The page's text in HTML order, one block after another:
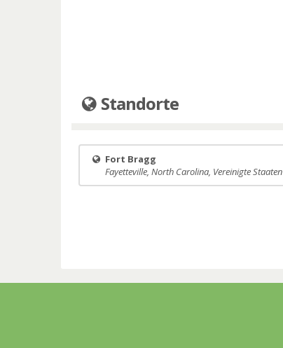
Standorte
Fort Bragg
Fayetteville, North Carolina, Vereinigte Staaten